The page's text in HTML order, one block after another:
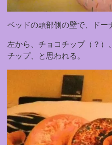
ベッドの頭部側の壁で、ドー
左から、チョコチップ（？）
チップ、と思われる。